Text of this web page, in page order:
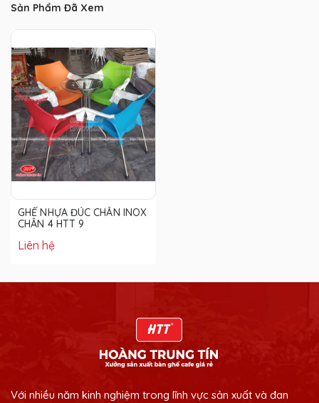
Sản Phẩm Đã Xem
GHẾ NHỰA ĐÚC CHÂN INOX
CHÂN 4 HTT 9
Liên hệ
Với nhiều năm kinh nghiệm trong lĩnh vực sản xuất và đan